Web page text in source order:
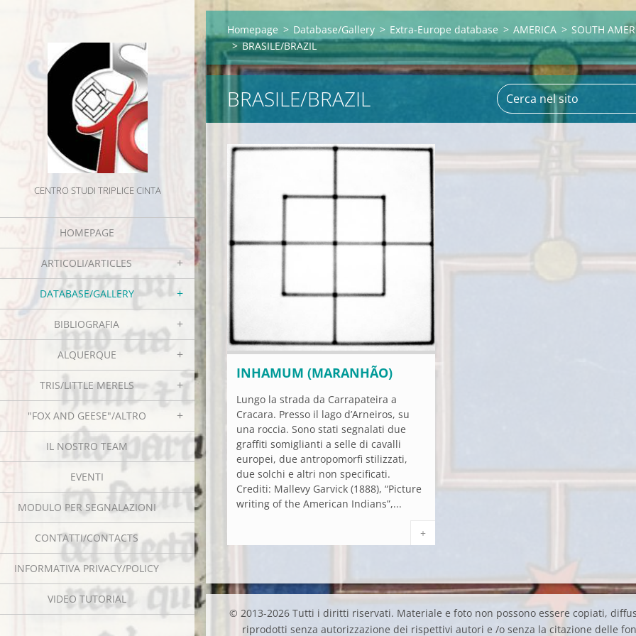
CENTRO STUDI TRIPLICE CINTA
HOMEPAGE
ARTICOLI/ARTICLES
DATABASE/GALLERY
BIBLIOGRAFIA
ALQUERQUE
TRIS/LITTLE MERELS
"FOX AND GEESE"/ALTRO
IL NOSTRO TEAM
EVENTI
MODULO PER SEGNALAZIONI
CONTATTI/CONTACTS
INFORMATIVA PRIVACY/POLICY
VIDEO TUTORIAL
Homepage > Database/Gallery > Extra-Europe database > AMERICA > SOUTH
> BRASILE/BRAZIL
BRASILE/BRAZIL
INHAMUM (MARANHÃO)
Lungo la strada da Carrapateira a
Cracara. Presso il lago d’Arneiros, su
una roccia. Sono stati segnalati due
graffiti somiglianti a selle di cavalli
europei, due antropomorfi stilizzati,
due solchi e altri non specificati.
Crediti: Mallevy Garvick (1888), “Picture
writing of the American Indians”,...
+
© 2013-2026 Tutti i diritti riservati. Materiale e foto non possono essere copiati,
riprodotti senza autorizzazione dei rispettivi autori e /o senza la citazione delle